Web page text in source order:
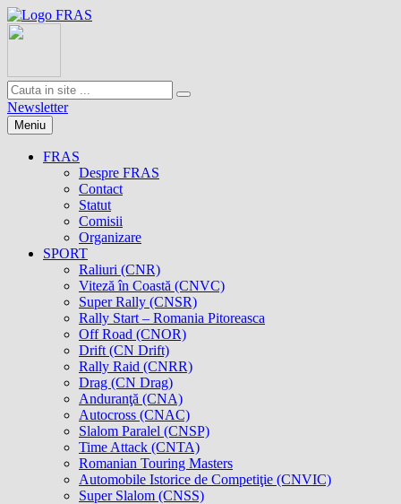
Newsletter
Meniu
FRAS
Despre FRAS
Contact
Statut
Comisii
Organizare
SPORT
Raliuri (CNR)
Viteză în Coastă (CNVC)
Super Rally (CNSR)
Rally Start – Romania Pitoreasca
Off Road (CNOR)
Drift (CN Drift)
Rally Raid (CNRR)
Drag (CN Drag)
Anduranţă (CNA)
Autocross (CNAC)
Slalom Paralel (CNSP)
Time Attack (CNTA)
Romanian Touring Masters
Automobile Istorice de Competiţie (CNVIC)
Super Slalom (CNSS)